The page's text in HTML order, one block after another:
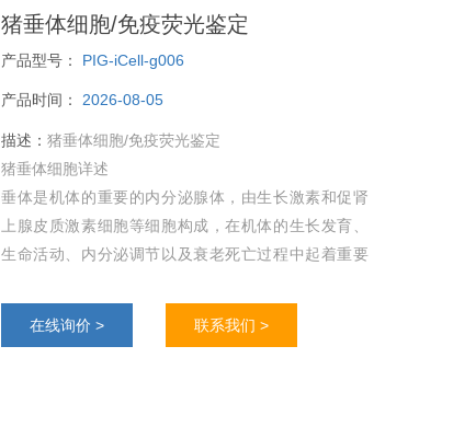
猪垂体细胞/免疫荧光鉴定
产品型号： PIG-iCell-g006
产品时间： 2026-08-05
描述： 猪垂体细胞/免疫荧光鉴定
猪垂体细胞详述
垂体是机体的重要的内分泌腺体，由生长激素和促肾
上腺皮质激素细胞等细胞构成，在机体的生长发育、
生命活动、内分泌调节以及衰老死亡过程中起着重要
在线询价 > 联系我们 >